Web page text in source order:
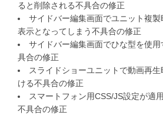
ると削除される不具合の修正
サイドバー編集画面でユニット複
表示となってしまう不具合の修正
サイドバー編集画面でひな型を使
具合の修正
スライドショーユニットで動画再
ける不具合の修正
スマートフォン用CSS/JS設定が適
不具合の修正